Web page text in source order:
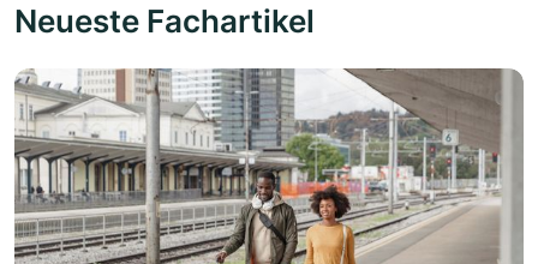
Neueste Fachartikel